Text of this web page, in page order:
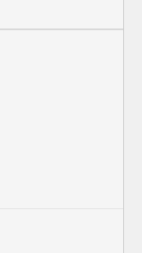
mouvement, de